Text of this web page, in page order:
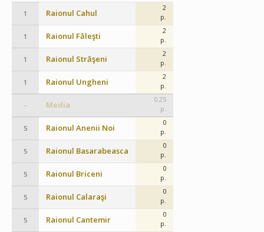
1 Raionul Cahul
2
p.
1 Raionul Făleşti
2
p.
1 Raionul Străşeni
2
p.
1 Raionul Ungheni
2
p.
– Media
0.25
p.
5 Raionul Anenii Noi
0
p.
5 Raionul Basarabeasca
0
p.
5 Raionul Briceni
0
p.
5 Raionul Calaraşi
0
p.
5 Raionul Cantemir
0
p.